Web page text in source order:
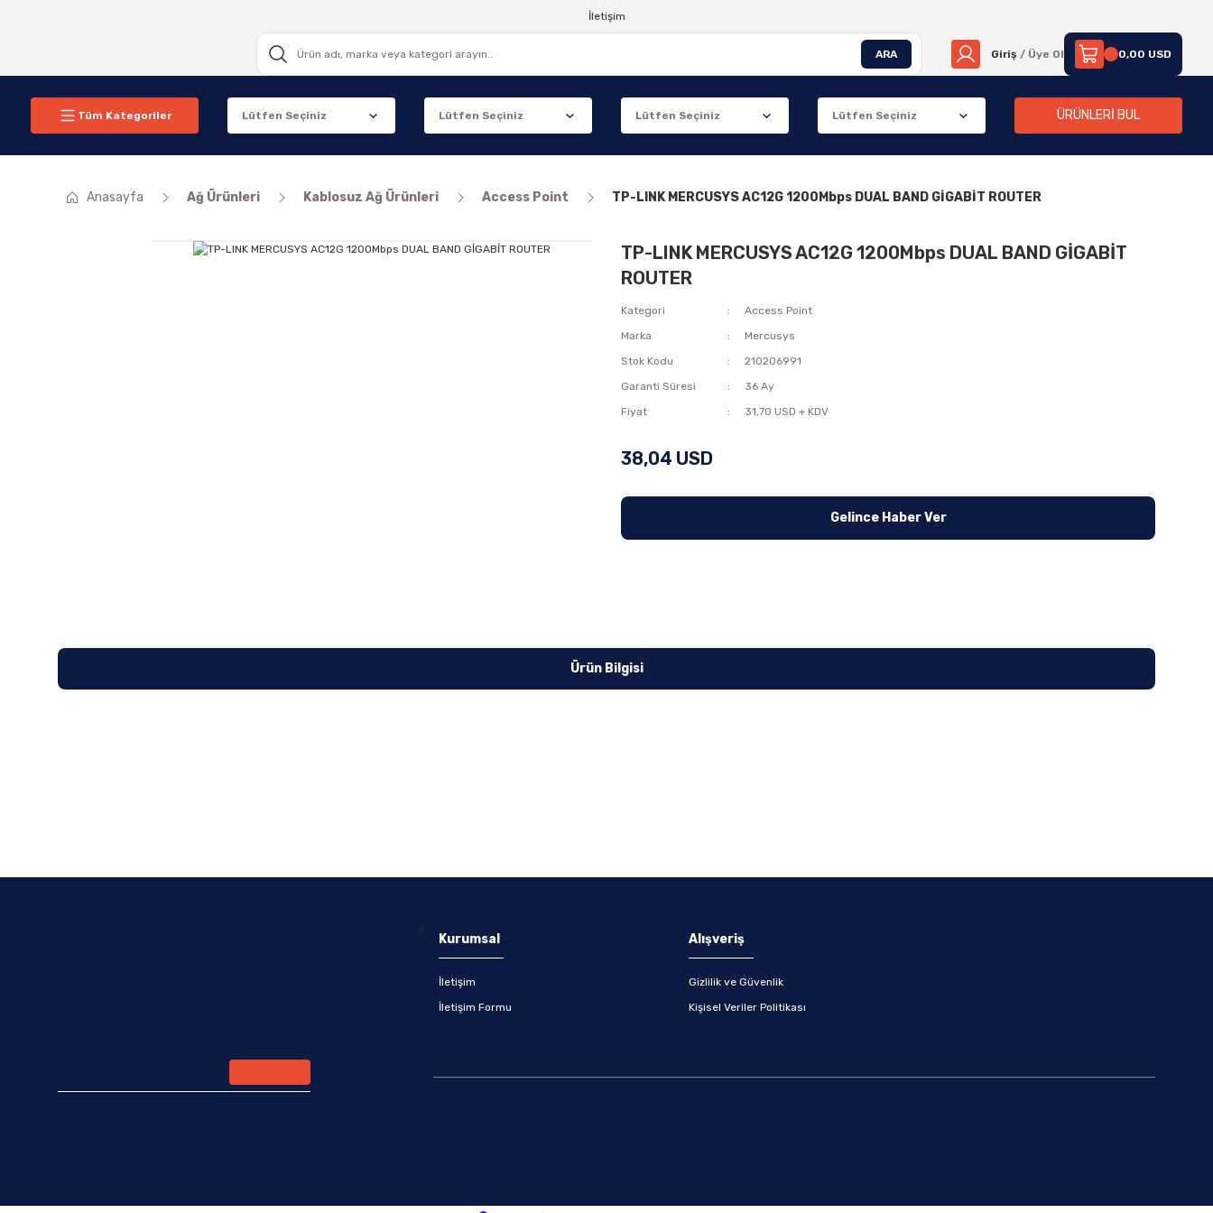
İletişim
ARA Giriş / Üye Ol 0,00 USD
Tüm Kategoriler ÜRÜNLERİ BUL
Anasayfa Ağ Ürünleri Kablosuz Ağ Ürünleri Access Point TP-LINK MERCUSYS AC12G 1200Mbps DUAL BAND GİGABİT ROUTER
TP-LINK MERCUSYS AC12G 1200Mbps DUAL BAND GİGABİT
ROUTER
Kategori
Access Point
Marka
Mercusys
Stok Kodu
210206991
Garanti Süresi
36 Ay
Fiyat
31,70 USD + KDV
38,04 USD
Gelince Haber Ver
Ürün Bilgisi
<
Kurumsal
İletişim
İletişim Formu
Alışveriş
Gizlilik ve Güvenlik
Kişisel Veriler Politikası